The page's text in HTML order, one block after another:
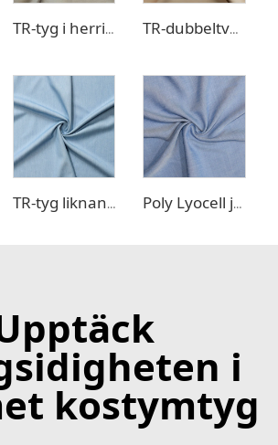
TR-tyg i herringbonestil till blazer TR-dubbeltvävt klänningstygg
TR-tyg liknande jeans Poly Lyocell jeansliknande tyg
i
kostymtyg